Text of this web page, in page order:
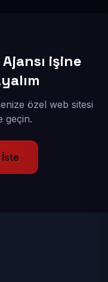
işine
özel web sitesi
geçin.